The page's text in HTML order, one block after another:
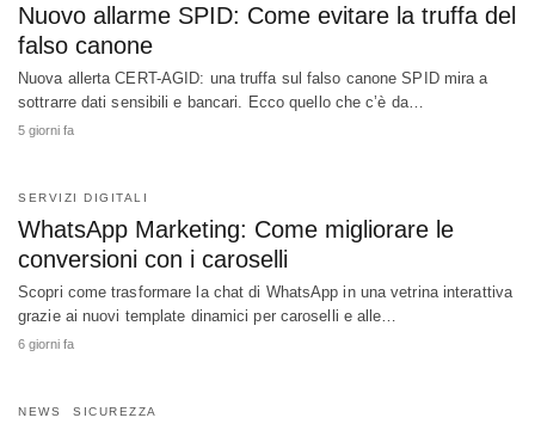
Nuovo allarme SPID: Come evitare la truffa del
falso canone
Nuova allerta CERT-AGID: una truffa sul falso canone SPID mira a
sottrarre dati sensibili e bancari. Ecco quello che c’è da…
5 giorni fa
SERVIZI DIGITALI
WhatsApp Marketing: Come migliorare le
conversioni con i caroselli
Scopri come trasformare la chat di WhatsApp in una vetrina interattiva
grazie ai nuovi template dinamici per caroselli e alle…
6 giorni fa
NEWS SICUREZZA